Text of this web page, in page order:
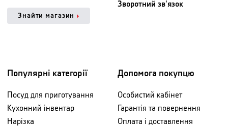
Знайти магазин
Зворотний зв'язок
Популярні категорії
Посуд для приготування
Кухонний інвентар
Нарізка
Допомога покупцю
Особистий кабінет
Гарантія та повернення
Оплата і доставлення